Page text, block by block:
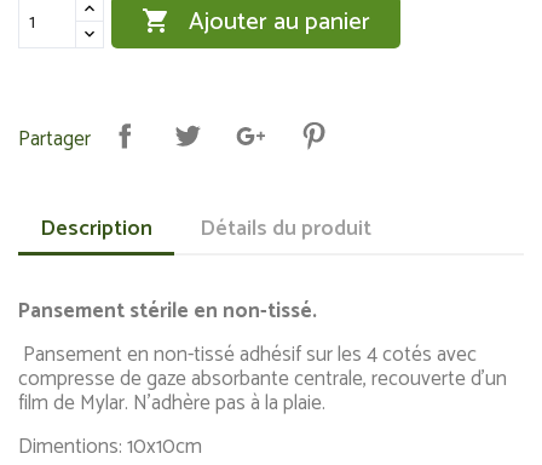
 Ajouter au panier
Partager
Description Détails du produit
Pansement stérile en non-tissé.
Pansement en non-tissé adhésif sur les 4 cotés avec
compresse de gaze absorbante centrale, recouverte d’un
film de Mylar. N’adhère pas à la plaie.
Dimentions: 10x10cm